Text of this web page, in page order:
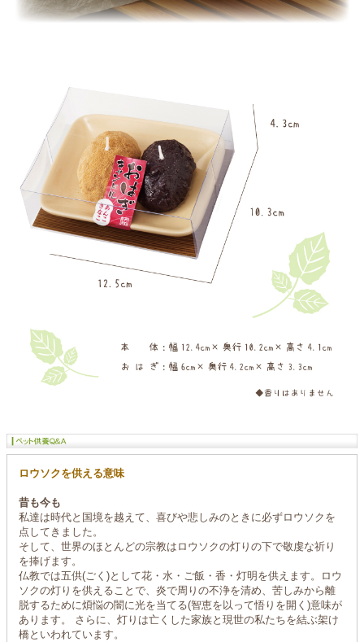
ロウソクを供える意味
昔も今も
私達は時代と国境を越えて、喜びや悲しみのときに必ずロウソクを
点してきました。
そして、世界のほとんどの宗教はロウソクの灯りの下で敬虔な祈り
を捧げます。
仏教では五供(ごく)として花・水・ご飯・香・灯明を供えます。ロウ
ソクの灯りを供えることで、炎で周りの不浄を清め、苦しみから離
脱するために煩悩の闇に光を当てる(智恵を以って悟りを開く)意味が
あります。 さらに、灯りは亡くした家族と現世の私たちを結ぶ架け
橋といわれています。